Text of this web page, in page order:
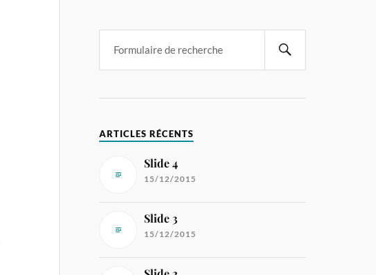
ARTICLES RÉCENTS
Slide 4
15/12/2015
Slide 3
15/12/2015